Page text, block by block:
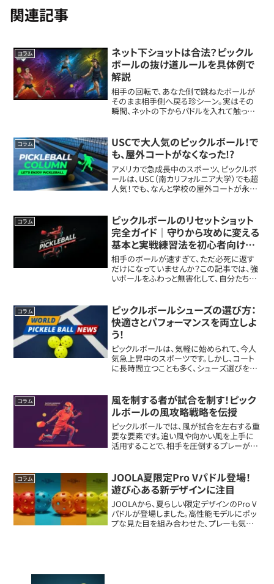
関連記事
コラム
ネット下ショットは合法？ピックル
ボールの抜け道ルールを具体例で
解説
相手の回転で、あなた側で跳ねたボールが
そのまま相手側へ戻る珍シーン。実はその
瞬間、ネットの下からパドルを入れて触って
ち場面」起きやすいのは、相手がネット際
に...
コラム
USCで大人気のピックルボール！で
も、屋外コートがなくなった!?
アメリカで急成長中のスポーツ、ピックルボ
ールは、USC（南カリフォルニア大学）でも超
人気！でも、なんと学校の屋外コートが永久
のピックルボール事情に迫ります。1...
コラム
ピックルボールのリセットショット
完全ガイド｜守りから攻めに変える
基本と実戦練習法を初心者向けに
徹底解説
相手のボールが速すぎて、ただ必死に返す
だけになっていませんか？この記事では、強
いボールをふわっと無害化して、自分たちが
体的な体の使い方や練習ドリルまで含め
て...
コラム
ピックルボールシューズの選び方：
快適さとパフォーマンスを両立しよ
う！
ピックルボールは、気軽に始められて、今人
気急上昇中のスポーツです。しかし、コート
に長時間立つことも多く、シューズ選びをお
きや長時間プレイに適したシューズ選びの
具...
コラム
風を制する者が試合を制す！ピック
ルボールの風攻略戦略を伝授
ピックルボールでは、風が試合を左右する重
要な要素です。追い風や向かい風を上手に
活用することで、相手を圧倒するプレーが可
す！風がボールに与える影響を知ろう風向き
によっ...
コラム
JOOLA夏限定Pro Vパドル登場！
遊び心ある新デザインに注目
JOOLAから、夏らしい限定デザインのPro V
パドルが登場しました。高性能モデルにポッ
プな見た目を組み合わせた、プレーも気分